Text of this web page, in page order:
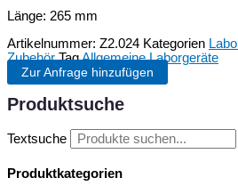
Länge: 265 mm
Artikelnummer: Z2.024 Kategorien
Zubehör TagAllgemeine Laborgeräte
Zur Anfrage hinzufügen
Produktsuche
Textsuche
Produktkategorien